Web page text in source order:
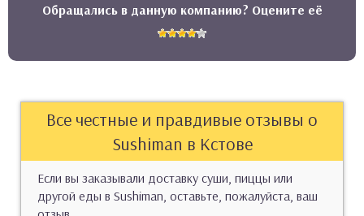
Обращались в данную компанию? Оцените её
Все честные и правдивые отзывы о
Sushiman в Кстове
Если вы заказывали доставку суши, пиццы или
другой еды в Sushiman, оставьте, пожалуйста, ваш